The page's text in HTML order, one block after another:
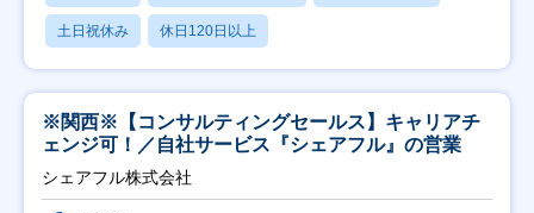
土日祝休み 休日120日以上
※関西※【コンサルティングセールス】キャリアチ
ェンジ可！／自社サービス『シェアフル』の営業
シェアフル株式会社